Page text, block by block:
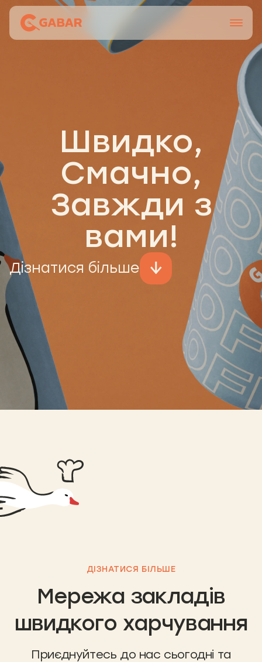
+38 0951677788
Швидко,
Смачно,
Завжди з
вами!
Дізнатися більше
ДІЗНАТИСЯ БІЛЬШЕ
Мережа закладів
швидкого харчування
Приєднуйтесь до нас сьогодні та